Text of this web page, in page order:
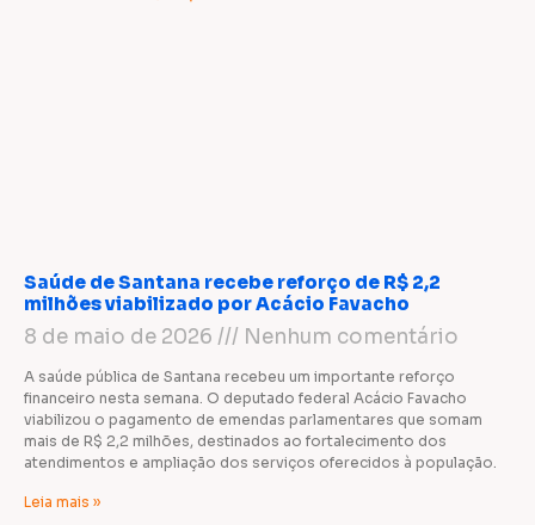
Saúde de Santana recebe reforço de R$ 2,2
milhões viabilizado por Acácio Favacho
8 de maio de 2026 Nenhum comentário
A saúde pública de Santana recebeu um importante reforço
financeiro nesta semana. O deputado federal Acácio Favacho
viabilizou o pagamento de emendas parlamentares que somam
mais de R$ 2,2 milhões, destinados ao fortalecimento dos
atendimentos e ampliação dos serviços oferecidos à população.
Leia mais »